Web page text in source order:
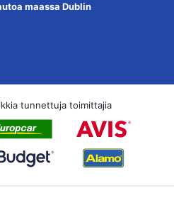
maassa Dublin
tunnettuja toimittajia